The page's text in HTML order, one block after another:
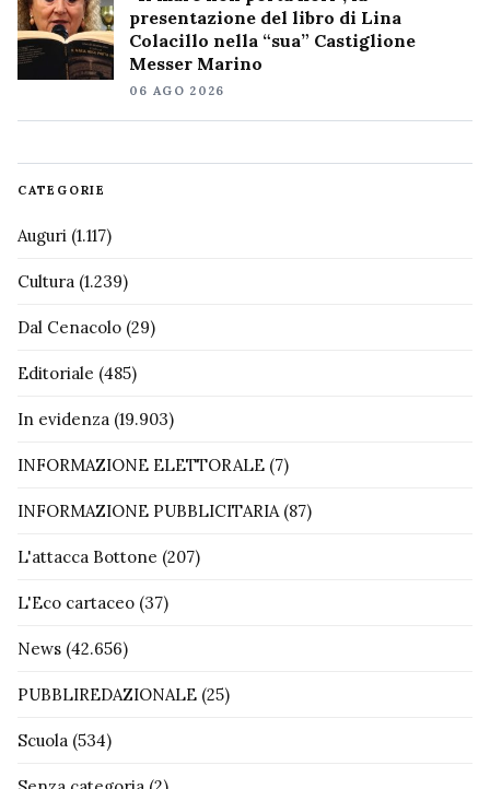
presentazione del libro di Lina
Colacillo nella “sua” Castiglione
Messer Marino
06 AGO 2026
CATEGORIE
Auguri (1.117)
Cultura (1.239)
Dal Cenacolo (29)
Editoriale (485)
In evidenza (19.903)
INFORMAZIONE ELETTORALE (7)
INFORMAZIONE PUBBLICITARIA(87)
L'attacca Bottone (207)
L'Eco cartaceo (37)
News (42.656)
PUBBLIREDAZIONALE (25)
Scuola (534)